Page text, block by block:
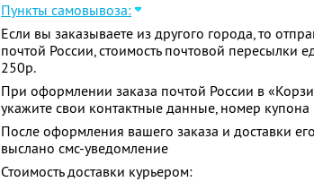
Пункты самовывоза:
Если вы заказываете из другого города, то
почтой России, стоимость почтовой пересылки
250р.
При оформлении заказа почтой России в
укажите свои контактные данные, номер
После оформления вашего заказа и доставки
выслано смс-уведомление
Стоимость доставки курьером: